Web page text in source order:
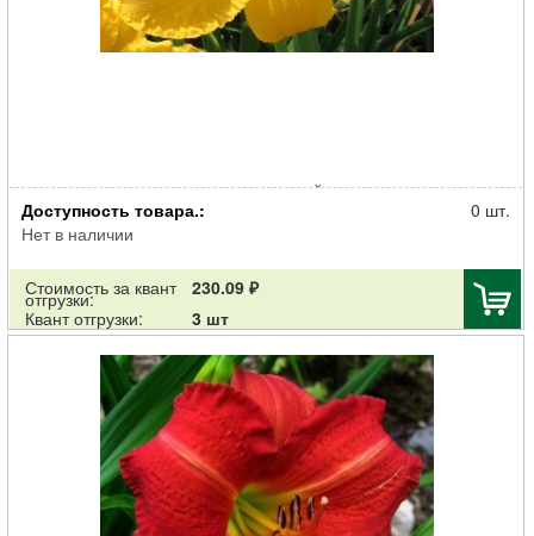
Корневище НВМ Лилейник Йеллоу (II) 1шт
Доступность товара.:
Нет в наличии
0 шт.
Стоимость за квант
отгрузки:
230.09 ₽
Квант отгрузки:
3 шт